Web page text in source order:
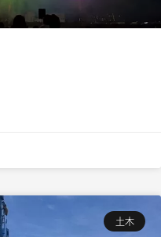
土木